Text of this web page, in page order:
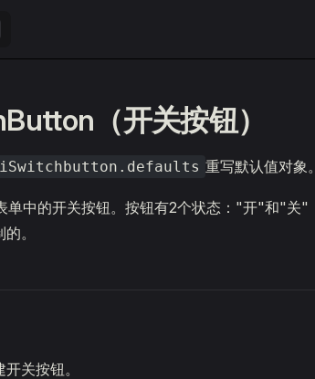
（开关按钮）
重写默认值对象。
单中的开关按钮。按钮有2个状态："开"和"关"
。
关按钮。